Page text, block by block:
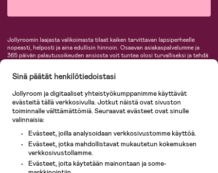
Jollyroomin laajasta valikoimasta tilaat kaiken tarvittavan lapsiperheelle
nopeasti, helposti ja aina edullisin hinnoin. Osaavan asiakaspalvelumme ja
365 päivän palautusoikeuden ansiosta voit tuntea olosi turvalliseksi ja tehdä
lastentarvikkeita sekä paljon muuta. Meiltä löydät lukuisia tunnettuja
KidKraft, Ergobaby, Philips Avent, Neonate, Cybex, LEGO ja monia muita!
Tervetuloa shoppailemaan Pohjoismaiden suurimpaan lastentarvikkeiden
verkkokauppaan!
Sinä päätät henkilötiedoistasi
Jollyroom ja digitaaliset yhteistyökumppanimme käyttävät
evästeitä tällä verkkosivulla. Jotkut näistä ovat sivuston
toiminnalle välttämättömiä. Seuraavat evästeet ovat sinulle
valinnaisia:
Evästeet, joilla analysoidaan verkkosivustomme käyttöä.
Evästeet, jotka mahdollistavat mukautetun kokemuksen
verkkosivustollamme.
Evästeet, joita käytetään mainontaan ja some-